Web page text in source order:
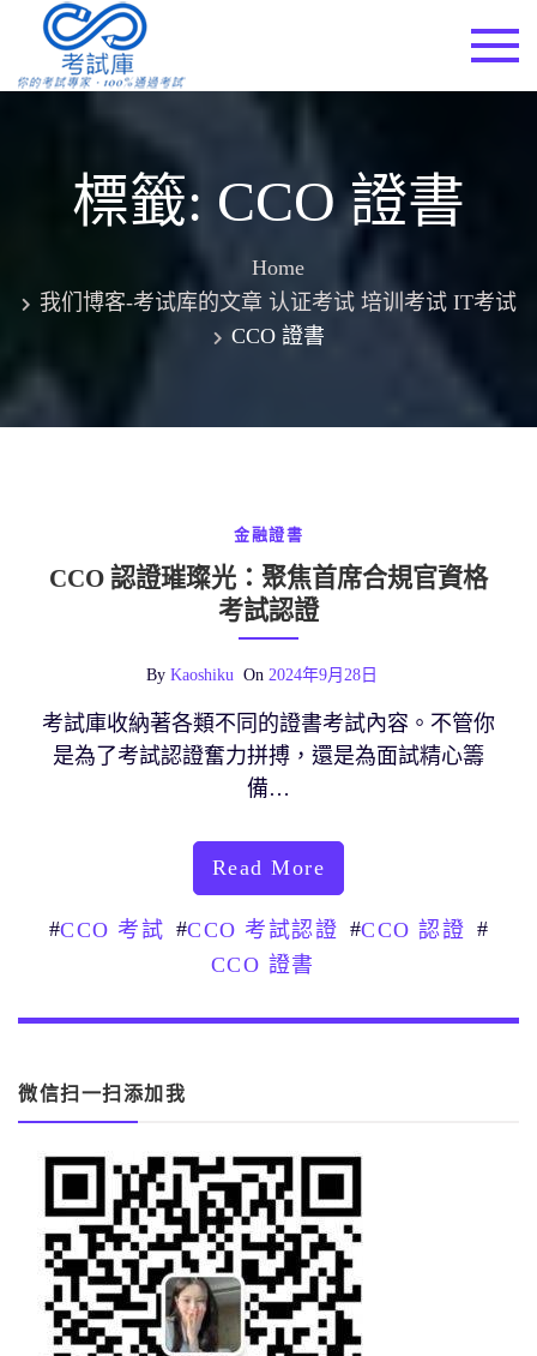
content
標籤: CCO 證書
Home
我们博客-考试库的文章 认证考试 培训考试 IT考试
CCO 證書
金融證書
CCO 認證璀璨光：聚焦首席合規官資格
考試認證
By Kaoshiku On 2024年9月28日
考試庫收納著各類不同的證書考試內容。不管你
是為了考試認證奮力拼搏，還是為面試精心籌
備…
Read More
#CCO 考試 #CCO 考試認證 #CCO 認證 #
CCO 證書
微信扫一扫添加我